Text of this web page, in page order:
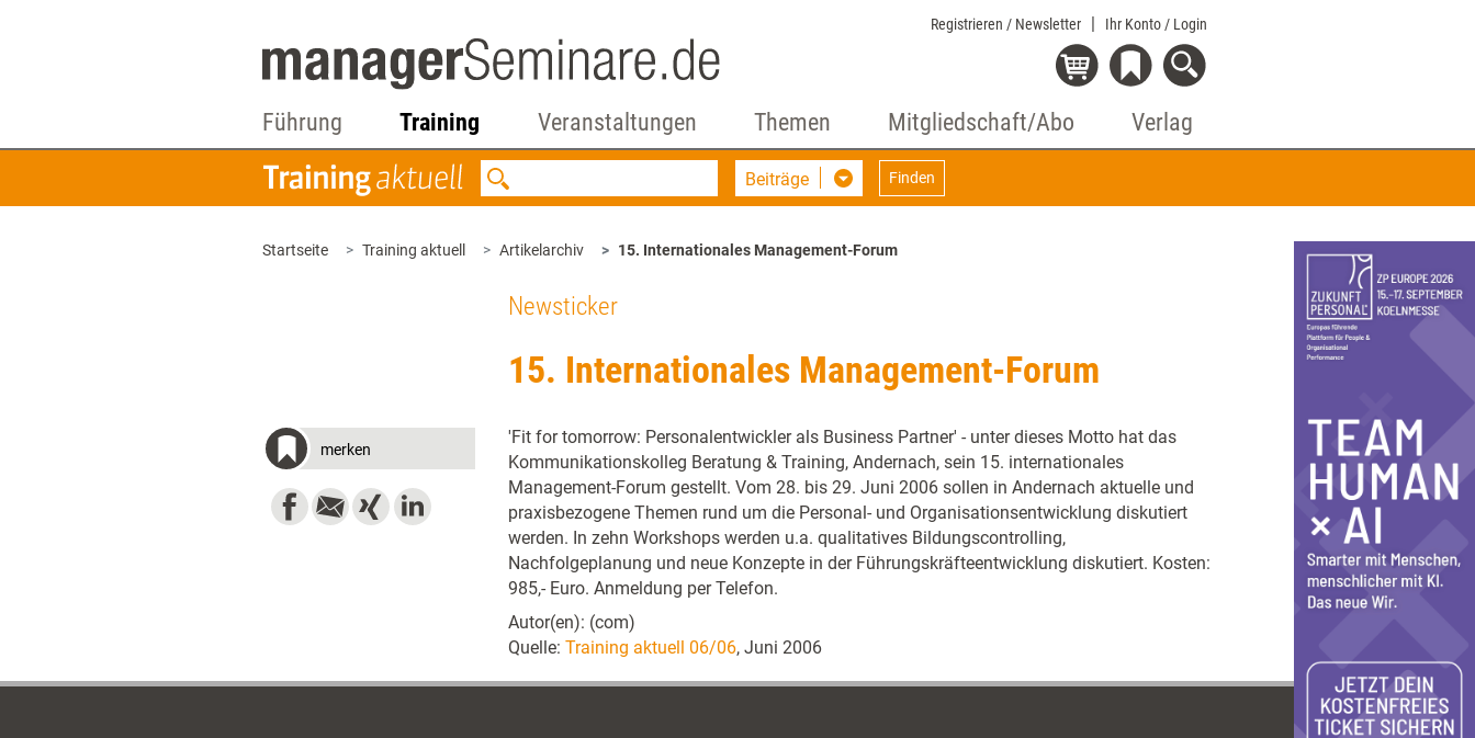
Registrieren / Newsletter Ihr Konto / Login
Führung Training Veranstaltungen Themen Mitgliedschaft/Abo Verlag
Beiträge Finden
Startseite Training aktuell Artikelarchiv 15. Internationales Management-Forum
Newsticker
15. Internationales Management-Forum
merken
'Fit for tomorrow: Personalentwickler als Business Partner' - unter dieses Motto hat das
Kommunikationskolleg Beratung & Training, Andernach, sein 15. internationales
Management-Forum gestellt. Vom 28. bis 29. Juni 2006 sollen in Andernach aktuelle und
praxisbezogene Themen rund um die Personal- und Organisationsentwicklung diskutiert
werden. In zehn Workshops werden u.a. qualitatives Bildungscontrolling,
Nachfolgeplanung und neue Konzepte in der Führungskräfteentwicklung diskutiert. Kosten:
985,- Euro. Anmeldung per Telefon.
Autor(en): (com)
Quelle: Training aktuell 06/06, Juni 2006